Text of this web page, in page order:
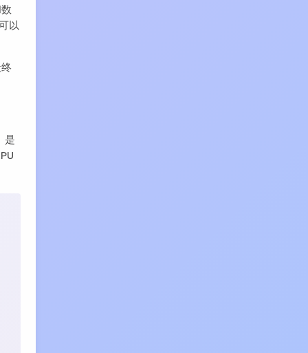
以
是